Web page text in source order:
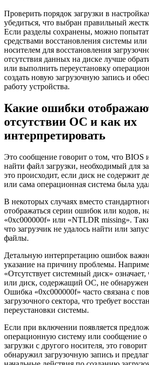
Проверить порядок загрузки в
убедиться, что выбран правильный
Если разделы сохранены, можно
средствами восстановления системы
носителем для восстановления
отсутствия данных на диске лучше
или выполнить переустановку
создать новую загрузочную запись и
работу устройства.
Какие ошибки
отсутствии ОС и как их
интерпретировать
Это сообщение говорит о том, что BIOS
найти файл загрузки, необходимый для
это происходит, если диск не содержит
или сама операционная система была
В некоторых случаях вместо
отображаться серии ошибок или кодов,
«0xc000000f» или «NTLDR missing».
что загрузчик не удалось найти или
файлы.
Детальную интерпретацию ошибок
указание на причину проблемы.
«Отсутствует системный диск»
или диск, содержащий ОС, не
Ошибка «0xc000000f» часто связана с
загрузочного сектора, что требует
переустановки системы.
Если при включении появляется
операционную систему или сообщение о
загрузки с другого носителя, это
обнаружил загрузочную запись и